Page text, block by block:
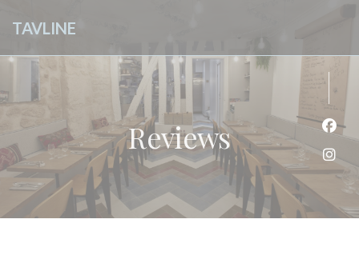
TAVLINE
Reviews